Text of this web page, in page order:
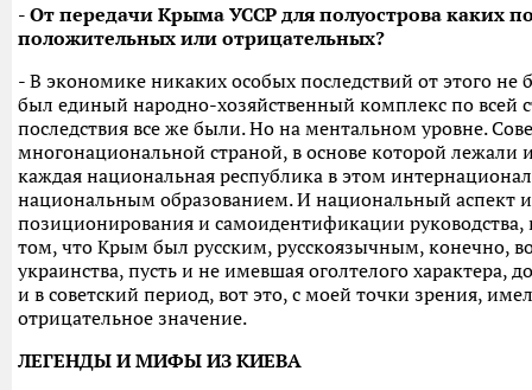
- От передачи Крыма УССР для полуострова каких
положительных или отрицательных?
- В экономике никаких особых последствий от этого не
был единый народно-хозяйственный комплекс по всей
последствия все же были. Но на ментальном уровне.
многонациональной страной, в основе которой
каждая национальная республика в этом
национальным образованием. И национальный аспект
позиционирования и самоидентификации руководства,
том, что Крым был русским, русскоязычным, конечно,
украинства, пусть и не имевшая оголтелого характера,
и в советский период, вот это, с моей точки зрения,
отрицательное значение.
ЛЕГЕНДЫ И МИФЫ ИЗ КИЕВА